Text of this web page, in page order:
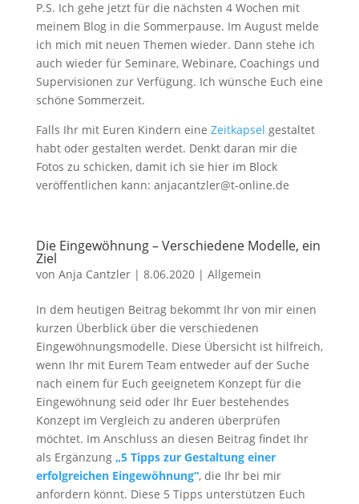
P.S. Ich gehe jetzt für die nächsten 4 Wochen mit
meinem Blog in die Sommerpause. Im August melde
ich mich mit neuen Themen wieder. Dann stehe ich
auch wieder für Seminare, Webinare, Coachings und
Supervisionen zur Verfügung. Ich wünsche Euch eine
schöne Sommerzeit.
Falls Ihr mit Euren Kindern eine Zeitkapsel gestaltet
habt oder gestalten werdet. Denkt daran mir die
Fotos zu schicken, damit ich sie hier im Block
veröffentlichen kann: anjacantzler@t-online.de
Die Eingewöhnung – Verschiedene Modelle, ein
Ziel
von Anja Cantzler| 8.06.2020| Allgemein
In dem heutigen Beitrag bekommt Ihr von mir einen
kurzen Überblick über die verschiedenen
Eingewöhnungsmodelle. Diese Übersicht ist hilfreich,
wenn Ihr mit Eurem Team entweder auf der Suche
nach einem für Euch geeignetem Konzept für die
Eingewöhnung seid oder Ihr Euer bestehendes
Konzept im Vergleich zu anderen überprüfen
möchtet. Im Anschluss an diesen Beitrag findet Ihr
als Ergänzung „5 Tipps zur Gestaltung einer
erfolgreichen Eingewöhnung“, die Ihr bei mir
anfordern könnt. Diese 5 Tipps unterstützen Euch